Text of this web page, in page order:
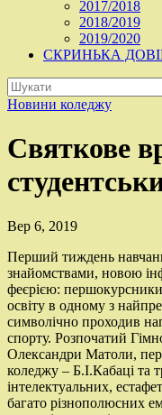
2017/2018
2018/2019
2019/2020
СКРИНЬКА
Новини коледжу
Святкове
Вер 6, 2019
Перший тиждень
знайомствами, новою
феєрією:
освіту в одному з
символічно проходив
спорту. Розпочатий
Олександри Матоли,
коледжу – Б.І.Кабаці та
інтелектуальних,
багато різнополюсних